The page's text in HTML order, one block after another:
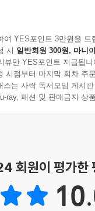
기를 장착한 T-3 장
정할 수 있었다. 측정
달에 첫 발걸음을
름을 바꿔 놓았다.
않았을까
탐, 이고리 쿠르차토
학자, 공학자들이 있
준이 낮았느냐 하면
로 만들었다. 물론
할 방법은 있을까요?
을 찾아냈습니다. 태
오래전에 지구상에
이 무한 에너지를 제
에 도전하기가 쉽지
까지 직접적으로 위
궁금했던 모든 질
게 전해줍니다.
여 YES포인트 3만원을 드
시 일반회원 300원, 마니
뷰만 YES포인트 지급됩니
시점부터 마지막 회차 주
는 사락 독서모임 게시
ray, 패션 및 판매금지 상
회원이 평가한